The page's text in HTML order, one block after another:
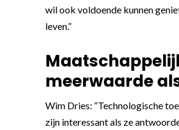
wil ook voldoende kunnen
leven.”
meerwaarde
Wim Dries: “Technologische
zijn interessant als ze